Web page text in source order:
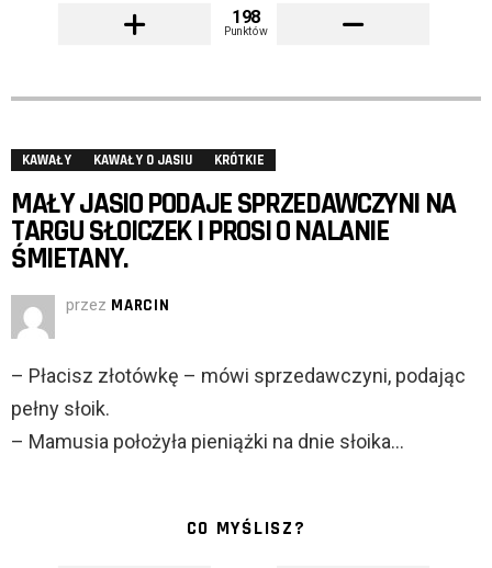
198
Punktów
KAWAŁY KAWAŁY O JASIU KRÓTKIE
MAŁY JASIO PODAJE SPRZEDAWCZYNI NA
TARGU SŁOICZEK I PROSI O NALANIE
ŚMIETANY.
przez MARCIN
– Płacisz złotówkę – mówi sprzedawczyni, podając
pełny słoik.
– Mamusia położyła pieniążki na dnie słoika…
CO MYŚLISZ?